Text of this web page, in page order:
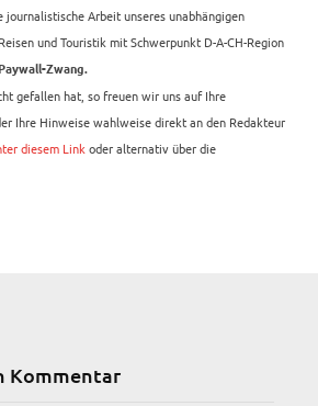
journalistische Arbeit unseres unabhängigen
und Touristik mit Schwerpunkt D-A-CH-Region
Zwang.
gefallen hat, so freuen wir uns auf Ihre
Ihre Hinweise wahlweise direkt an den Redakteur
diesem Linkoder alternativ über die
Kommentar